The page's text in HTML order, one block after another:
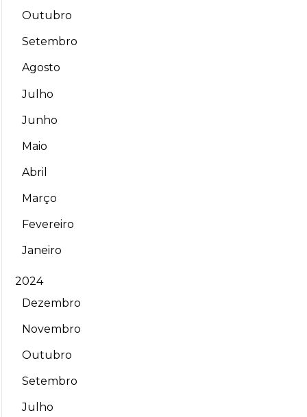
Outubro
Setembro
Agosto
Julho
Junho
Maio
Abril
Março
Fevereiro
Janeiro
2024
Dezembro
Novembro
Outubro
Setembro
Julho